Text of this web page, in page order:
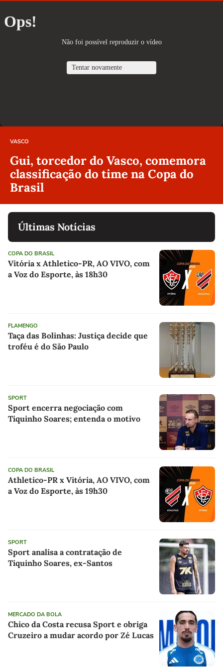
VASCO
Gui, torcedor do Vasco, comemora
classificação do time na Copa do
Brasil
Últimas Notícias
COPA DO BRASIL
Vitória x Athletico-PR, AO VIVO, com
a Voz do Esporte, às 18h30
FLAMENGO
Taça das Bolinhas: Justiça decide que
troféu é do São Paulo
SPORT
Sport encerra negociação com
Tiquinho Soares; entenda o motivo
COPA DO BRASIL
Athletico-PR x Vitória, AO VIVO, com
a Voz do Esporte, às 19h30
SPORT
Sport analisa a contratação de
Tiquinho Soares, ex-Santos
MERCADO DA BOLA
Chico da Costa recusa Sport e obriga
Cruzeiro a mudar acordo por Zé Lucas